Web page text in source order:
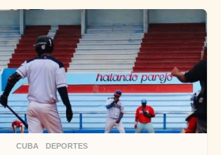
s
s
a
t
r
á
s
CUBA ,DEPORTES